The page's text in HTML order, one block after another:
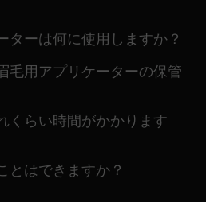
ターは何に使用しますか？
毛用アプリケーターの保管
くらい時間がかかります
とはできますか？